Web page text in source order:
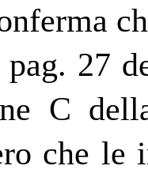
27
C
che le